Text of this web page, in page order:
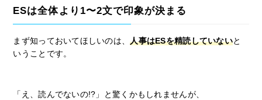
ESは全体より1〜2文で印象が決まる
まず知っておいてほしいのは、人事はESを精読していないと
いうことです。
「え、読んでないの!?」と驚くかもしれませんが、